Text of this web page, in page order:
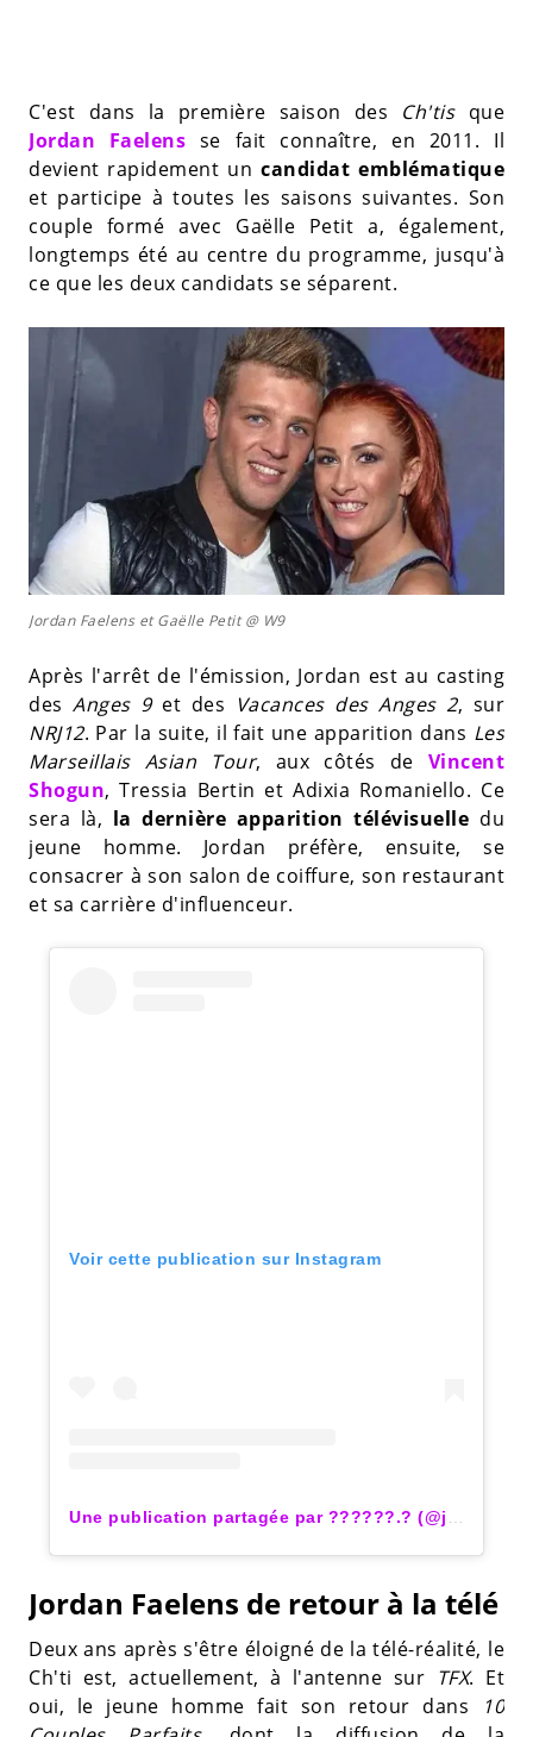
C'est dans la première saison des Ch'tisque
Jordan Faelens se fait connaître, en 2011. Il
devient rapidement uncandidat emblématique
et participe à toutes les saisons suivantes. Son
couple formé avec Gaëlle Petit a, également,
longtemps été au centre du programme, jusqu'à
ce que les deux candidats se séparent.
Jordan Faelens et Gaëlle Petit @ W9
Après l'arrêt de l'émission, Jordan est au casting
des Anges 9et des Vacances des Anges 2, sur
NRJ12. Par la suite, il fait une apparition dans Les
Marseillais Asian Tour, aux côtés de Vincent
Shogun, Tressia Bertin et Adixia Romaniello. Ce
sera là, la dernière apparition télévisuelle du
jeune homme. Jordan préfère, ensuite, se
consacrer à son salon de coiffure, son restaurant
et sa carrière d'influenceur.
Voir cette publication sur Instagram
Une publication partagée par ??????.? (@jordan_0fficiel)
Jordan Faelens de retour à la télé
Deux ans après s'être éloigné de la télé-réalité, le
Ch'ti est, actuellement, à l'antenne sur TFX. Et
oui, le jeune homme fait son retour dans
10